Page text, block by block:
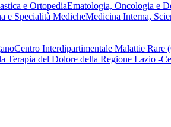
e OrtopediaEmatologia, Oncologia e
e Specialità MedicheMedicina Interna,
Centro Interdipartimentale Malattie Rare
Terapia del Dolore della Regione Lazio -